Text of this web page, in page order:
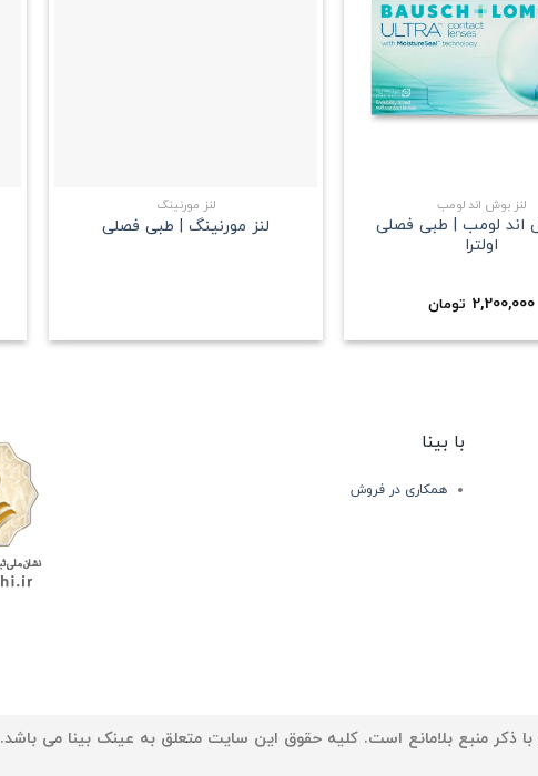
علاقه
مندی
لنز بوش اند لومب
اند لومب | طبی فصلی
اولترا
2,200,000 تومان
لنز مورنینگ
لنز مورنینگ | طبی فصلی
با بینا
همکاری در فروش
ذکر منبع بلامانع است. کلیه حقوق این سایت متعلق به عینک بینا می باشد.